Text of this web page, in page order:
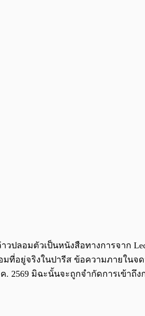
ปลอมตัวเป็นหนังสือทางการจาก
อมที่อยู่จริงในปารีส ข้อความภายในจ
2569 มิฉะนั้นจะถูกจำกัดการเข้าถึงก